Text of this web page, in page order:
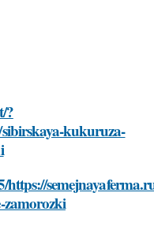
?
kukuruza-